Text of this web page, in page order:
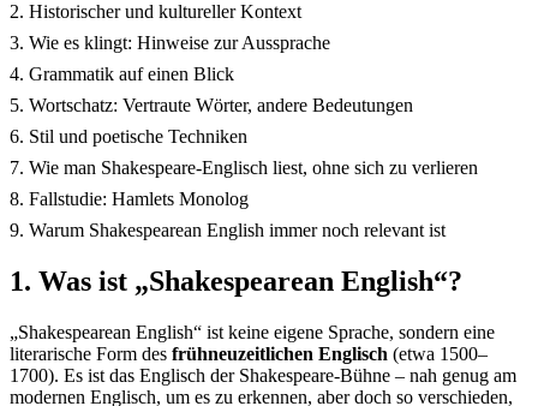
2. Historischer und kultureller Kontext
3. Wie es klingt: Hinweise zur Aussprache
4. Grammatik auf einen Blick
5. Wortschatz: Vertraute Wörter, andere Bedeutungen
6. Stil und poetische Techniken
7. Wie man Shakespeare-Englisch liest, ohne sich zu verlieren
8. Fallstudie: Hamlets Monolog
9. Warum Shakespearean English immer noch relevant ist
1. Was ist „Shakespearean English“?
„Shakespearean English“ ist keine eigene Sprache, sondern eine
literarische Form des frühneuzeitlichen Englisch (etwa 1500–
1700). Es ist das Englisch der Shakespeare-Bühne – nah genug am
modernen Englisch, um es zu erkennen, aber doch so verschieden,